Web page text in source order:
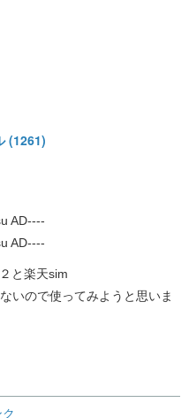
(1261)
AD----
AD----
と楽天sim
いので使ってみようと思いま